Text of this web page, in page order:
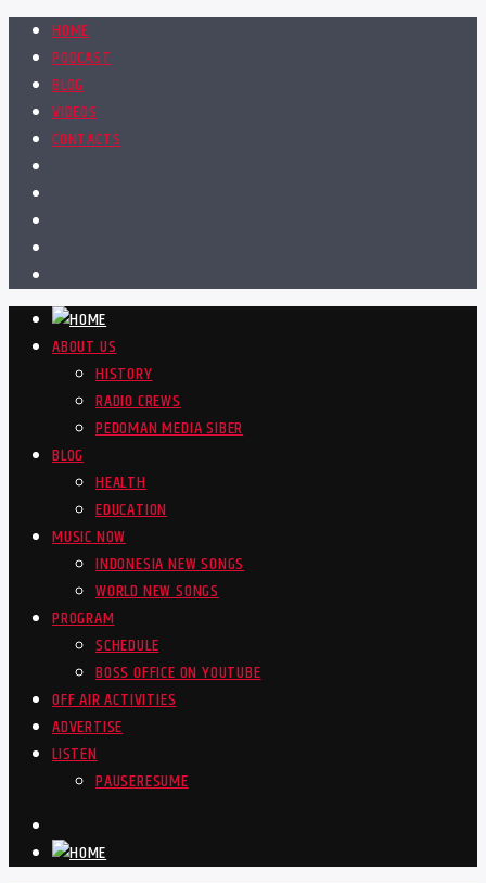
HOME
PODCAST
BLOG
VIDEOS
CONTACTS
ABOUT US
HISTORY
RADIO CREWS
PEDOMAN MEDIA SIBER
BLOG
HEALTH
EDUCATION
MUSIC NOW
INDONESIA NEW SONGS
WORLD NEW SONGS
PROGRAM
SCHEDULE
BOSS OFFICE ON YOUTUBE
OFF AIR ACTIVITIES
ADVERTISE
LISTEN
PAUSERESUME